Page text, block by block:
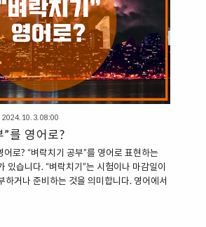
2024. 10. 3. 08:00
를 영어로?
어로? “벼락치기 공부”를 영어로 표현하는
있습니다. “벼락치기”는 시험이나 마감일이
하거나 준비하는 것을 의미합니다. 영어에서